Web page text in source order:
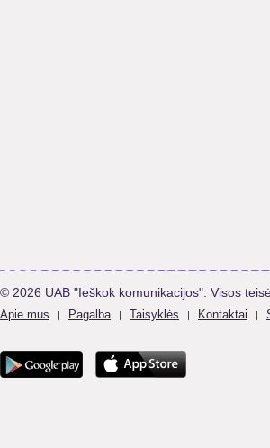
© 2026 UAB "Ieškok komunikacijos". Visos
Apie mus | Pagalba | Taisyklės | Kontaktai |